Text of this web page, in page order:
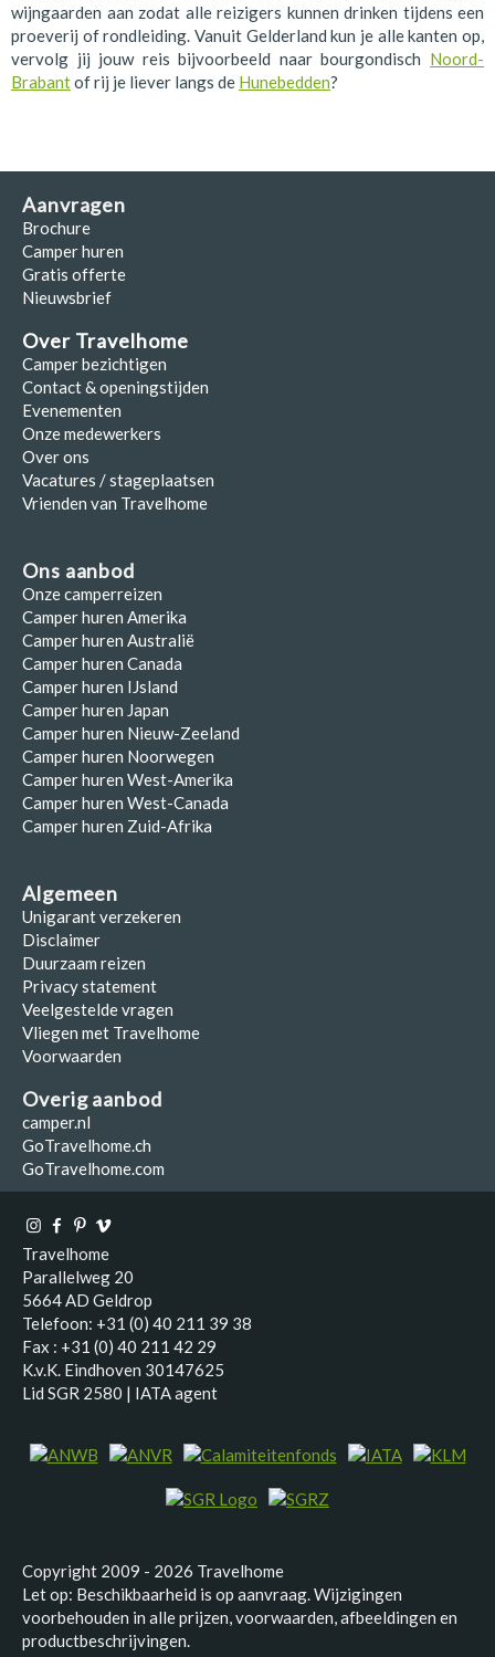
wijngaarden aan zodat alle reizigers kunnen drinken tijdens een
proeverij of rondleiding. Vanuit Gelderland kun je alle kanten op,
vervolg jij jouw reis bijvoorbeeld naar bourgondisch Noord-
Brabantof rij je liever langs de Hunebedden?
Aanvragen
Brochure
Camper huren
Gratis offerte
Nieuwsbrief
Over Travelhome
Camper bezichtigen
Contact & openingstijden
Evenementen
Onze medewerkers
Over ons
Vacatures / stageplaatsen
Vrienden van Travelhome
Ons aanbod
Onze camperreizen
Camper huren Amerika
Camper huren Australië
Camper huren Canada
Camper huren IJsland
Camper huren Japan
Camper huren Nieuw-Zeeland
Camper huren Noorwegen
Camper huren West-Amerika
Camper huren West-Canada
Camper huren Zuid-Afrika
Algemeen
Unigarant verzekeren
Disclaimer
Duurzaam reizen
Privacy statement
Veelgestelde vragen
Vliegen met Travelhome
Voorwaarden
Overig aanbod
camper.nl
GoTravelhome.ch
GoTravelhome.com
Travelhome
Parallelweg 20
5664 AD Geldrop
Telefoon: +31 (0) 40 211 39 38
Fax : +31 (0) 40 211 42 29
K.v.K. Eindhoven 30147625
Lid SGR 2580 | IATA agent
Copyright 2009 - 2026 Travelhome
Let op: Beschikbaarheid is op aanvraag. Wijzigingen
voorbehouden in alle prijzen, voorwaarden, afbeeldingen en
productbeschrijvingen.